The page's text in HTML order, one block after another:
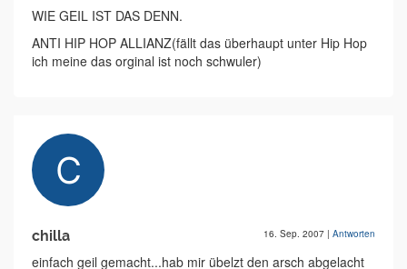
WIE GEIL IST DAS DENN.
ANTI HIP HOP ALLIANZ(fällt das überhaupt unter Hip Hop
ich meine das orginal ist noch schwuler)
chilla 16. Sep. 2007 | Antworten
einfach geil gemacht...hab mir übelzt den arsch abgelacht